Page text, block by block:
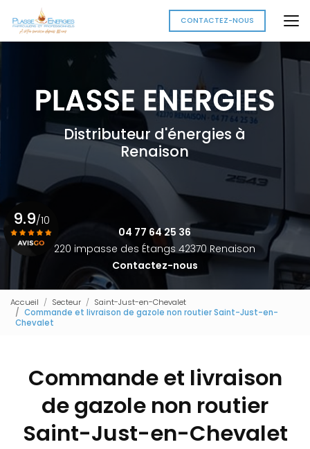
au
contenu
principal
CONTACTEZ-NOUS
Distributeur d'énergies à
Renaison
04 77 64 25 36
220 impasse des Étangs 42370 Renaison
Contactez-nous
9.9/10
Accueil Secteur
Saint-Just-en-Chevalet
Commande et livraison de gazole non routier Saint-Just-en-
Chevalet
Commande et livraison
de gazole non routier
Saint-Just-en-Chevalet